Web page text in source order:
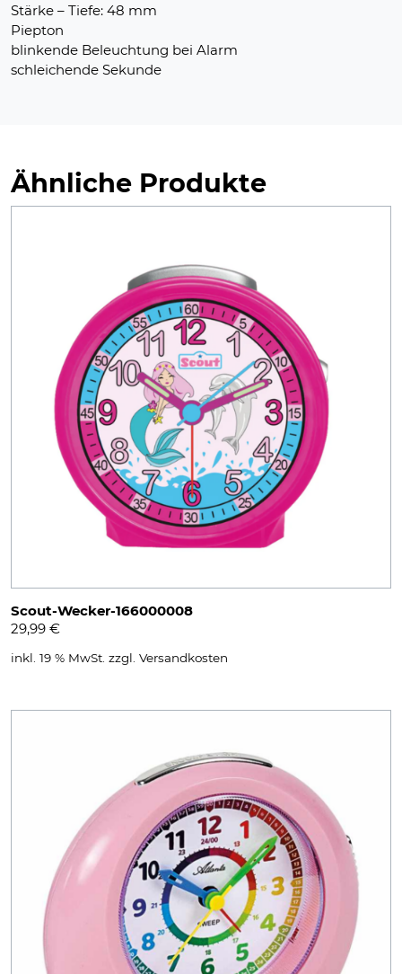
Stärke – Tiefe: 48 mm
Piepton
blinkende Beleuchtung bei Alarm
schleichende Sekunde
Ähnliche Produkte
Scout-Wecker-166000008
29,99 €
inkl. 19 % MwSt. zzgl. Versandkosten